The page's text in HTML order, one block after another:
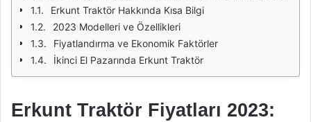
Erkunt Traktör Hakkında Kısa Bilgi
2023 Modelleri ve Özellikleri
Fiyatlandırma ve Ekonomik Faktörler
İkinci El Pazarında Erkunt Traktör
Erkunt Traktör Fiyatları 2023: